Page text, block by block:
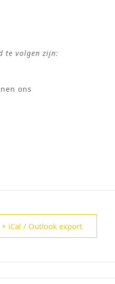
te volgen zijn:
ons
+ iCal / Outlook export